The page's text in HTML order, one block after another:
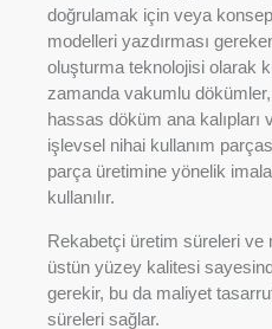
doğrulamak için veya
modelleri yazdırması
oluşturma teknolojisi olarak
zamanda vakumlu dökümler,
hassas döküm ana kalıpları
işlevsel nihai kullanım
parça üretimine yönelik
kullanılır.
Rekabetçi üretim süreleri ve
üstün yüzey kalitesi
gerekir, bu da maliyet
süreleri sağlar.